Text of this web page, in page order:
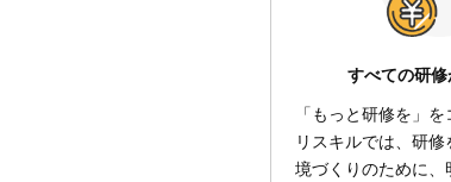
すべての研
「もっと研修を」
リスキルでは、研
境づくりのために